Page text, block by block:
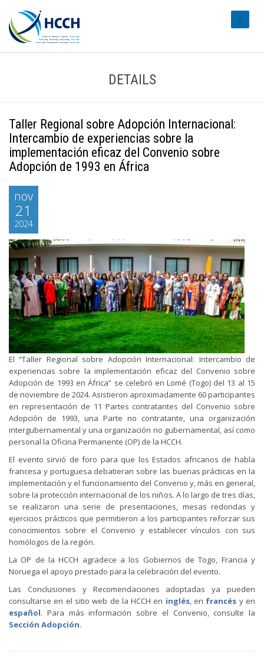
DETAILS
Taller Regional sobre Adopción Internacional:
Intercambio de experiencias sobre la
implementación eficaz del Convenio sobre
Adopción de 1993 en África
nov
21
2024
El “Taller Regional sobre Adopción Internacional: Intercambio de
experiencias sobre la implementación eficaz del Convenio sobre
Adopción de 1993 en África” se celebró en Lomé (Togo) del 13 al 15
de noviembre de 2024. Asistieron aproximadamente 60 participantes
en representación de 11 Partes contratantes del Convenio sobre
Adopción de 1993, una Parte no contratante, una organización
intergubernamental y una organización no gubernamental, así como
personal la Oficina Permanente (OP) de la HCCH.
El evento sirvió de foro para que los Estados africanos de habla
francesa y portuguesa debatieran sobre las buenas prácticas en la
implementación y el funcionamiento del Convenio y, más en general,
sobre la protección internacional de los niños. A lo largo de tres días,
se realizaron una serie de presentaciones, mesas redondas y
ejercicios prácticos que permitieron a los participantes reforzar sus
conocimientos sobre el Convenio y establecer vínculos con sus
homólogos de la región.
La OP de la HCCH agradece a los Gobiernos de Togo, Francia y
Noruega el apoyo prestado para la celebración del evento.
Las Conclusiones y Recomendaciones adoptadas ya pueden
consultarse en el sitio web de la HCCH en inglés, en francés y en
español. Para más información sobre el Convenio, consulte la
Sección Adopción.